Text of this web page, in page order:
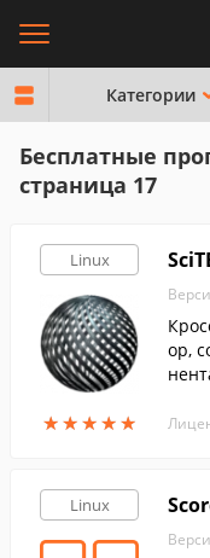
Категории
Бесплатные
страница 17
Linux
★★★★★
★★★★★
ор,
Linux